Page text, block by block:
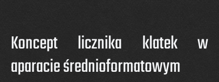
Koncept licznika klatek w
aparacie średnioformatowym